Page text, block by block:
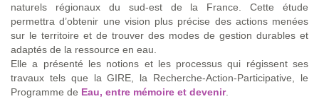
naturels régionaux du sud-est de la France. Cette étude
permettra d’obtenir une vision plus précise des actions menées
sur le territoire et de trouver des modes de gestion durables et
adaptés de la ressource en eau.
Elle a présenté les notions et les processus qui régissent ses
travaux tels que la GIRE, la Recherche-Action-Participative, le
Programme de Eau, entre mémoire et devenir.